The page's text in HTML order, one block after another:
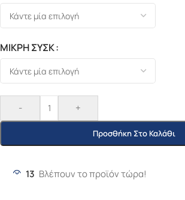
ΜΙΚΡΗ ΣΥΣΚ
- +
Προσθήκη Στο Καλάθι
13 Βλέπουν το προϊόν τώρα!